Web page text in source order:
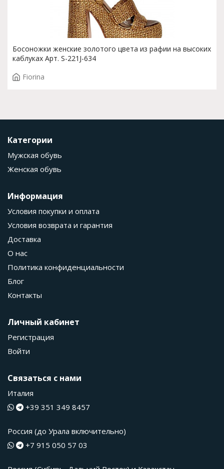
Босоножки женские золотого цвета из рафии на высоких
каблуках Арт. S-221J-634
Fiorina
Категории
Мужская обувь
Женская обувь
Информация
Условия покупки и оплата
Условия возврата и гарантия
Доставка
О нас
Политика конфиденциальности
Блог
Контакты
Личный кабинет
Регистрация
Войти
Связаться с нами
Италия
+39 351 349 8457
Россия (до Урала включительно)
+7 915 050 57 03